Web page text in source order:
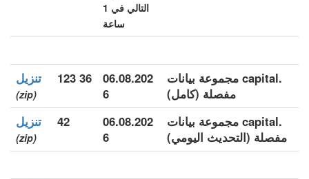
التالي في 1
ساعة
.capital مجموعة بيانات
مفصلة (كامل)
06.08.202
6
36 123 تنزيل
(zip)
.capital مجموعة بيانات
مفصلة (التحديث اليومي)
06.08.202
6
42 تنزيل
(zip)